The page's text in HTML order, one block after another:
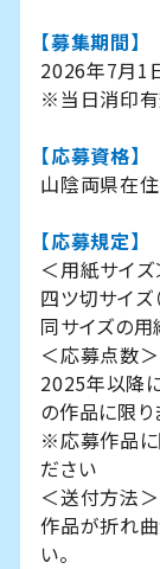
【募集期間】
2026年7月1
※当日消印
【応募資格】
山陰両県在
【応募規定】
＜用紙サイズ
四ツ切サイズ
同サイズの用
＜応募点数＞
2025年以降
の作品に限り
※応募作品に
ださい
＜送付方法＞
作品が折れ曲
い。